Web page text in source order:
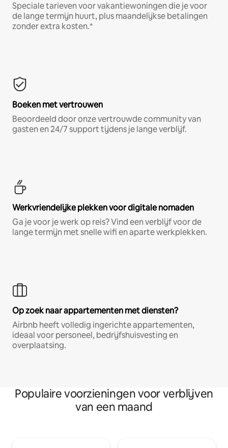
Speciale tarieven voor vakantiewoningen die je voor
de lange termijn huurt, plus maandelijkse betalingen
zonder extra kosten.*
Boeken met vertrouwen
Beoordeeld door onze vertrouwde community van
gasten en 24/7 support tijdens je lange verblijf.
Werkvriendelijke plekken voor digitale nomaden
Ga je voor je werk op reis? Vind een verblijf voor de
lange termijn met snelle wifi en aparte werkplekken.
Op zoek naar appartementen met diensten?
Airbnb heeft volledig ingerichte appartementen,
ideaal voor personeel, bedrijfshuisvesting en
overplaatsing.
Populaire voorzieningen voor verblijven
van een maand